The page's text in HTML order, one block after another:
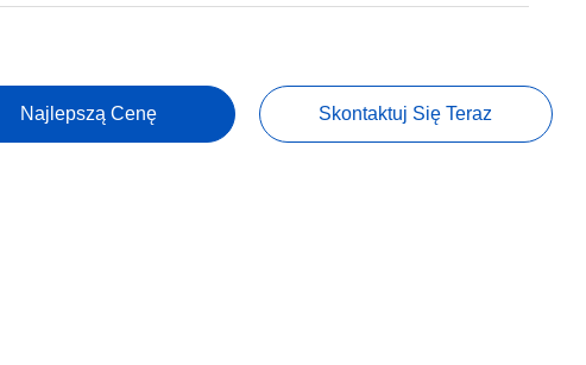
Najlepszą Cenę Skontaktuj Się Teraz